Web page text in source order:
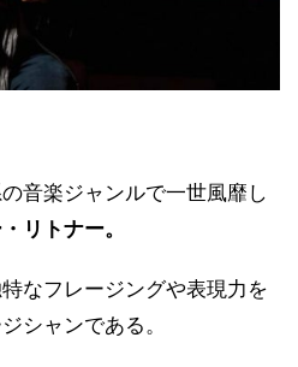
音楽ジャンルで一世風靡し
リトナー。
なフレージングや表現力を
シャンである。